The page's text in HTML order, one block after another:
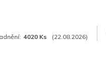
4020 Ks (22.08.2026)